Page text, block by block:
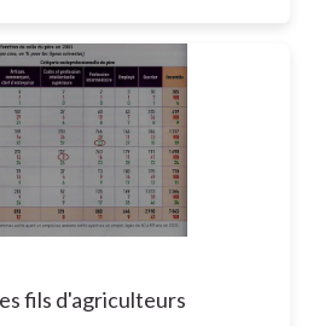
fils d'agriculteurs